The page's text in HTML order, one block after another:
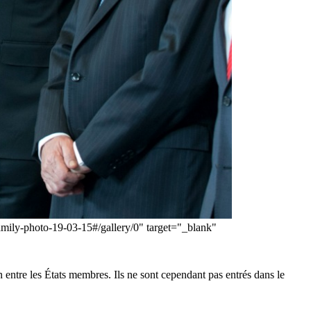
photo-19-03-15#/gallery/0" target="_blank"
les États membres. Ils ne sont cependant pas entrés dans le